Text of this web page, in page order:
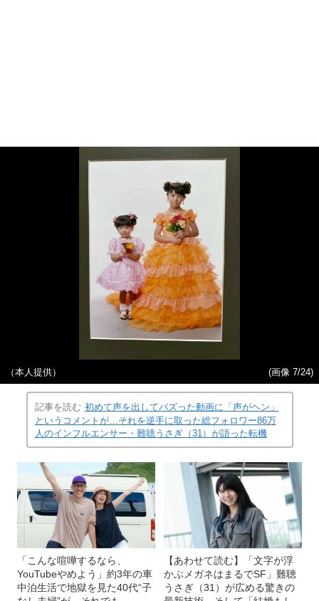
（本人提供） (画像 7/24)
記事を読む 初めて声を出してバズった動画に「声がヘン」
というコメントが…それを逆手に取った総フォロワー86万
人のインフルエンサー・難聴うさぎ（31）が語った転機
「こんな喧嘩するなら、
YouTubeやめよう」約3年の車
中泊生活で地獄を見た40代“子
【あわせて読む】「文字が浮
かぶメガネはまるでSF」難聴
うさぎ（31）が広める驚きの